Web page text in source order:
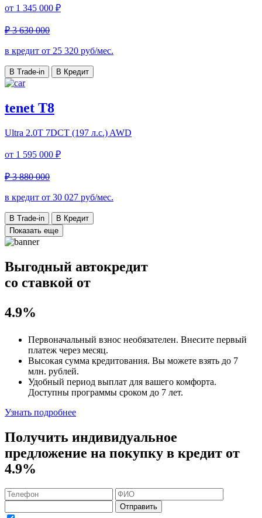
от 1 345 000 ₽
₽ 3 630 000
в кредит от 25 320 руб/мес.
В Trade-in В Кредит
tenet T8
Ultra 2.0T 7DCT (197 л.с.) AWD
от 1 595 000 ₽
₽ 3 880 000
в кредит от 30 027 руб/мес.
В Trade-in
В Кредит
Показать еще
Выгодный автокредит
со ставкой от
4.9%
Первоначальный взнос необязателен. Внесите первый
платеж через месяц.
Высокая сумма кредитования. Вы можете взять до 7
млн. рублей.
Удобный период выплат для вашего комфорта.
Доступны программы сроком до 7 лет.
Узнать подробнее
Получить индивидуальное
предложение на покупку в кредит от
4.9%
Отправить